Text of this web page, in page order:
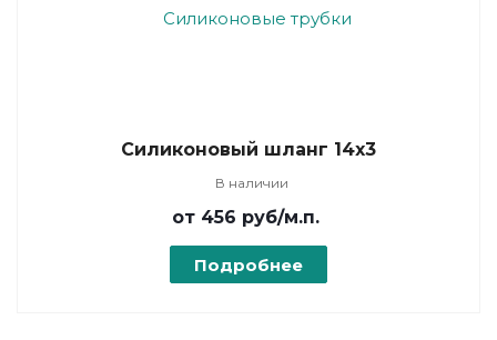
Силиконовый шланг 14х3
В наличии
от 456 руб/м.п.
Подробнее